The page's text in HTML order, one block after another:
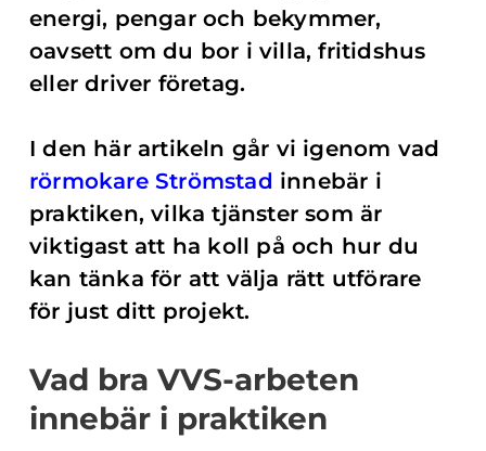
energi, pengar och bekymmer,
oavsett om du bor i villa, fritidshus
eller driver företag.
I den här artikeln går vi igenom vad
rörmokare Strömstad innebär i
praktiken, vilka tjänster som är
viktigast att ha koll på och hur du
kan tänka för att välja rätt utförare
för just ditt projekt.
Vad bra VVS-arbeten
innebär i praktiken